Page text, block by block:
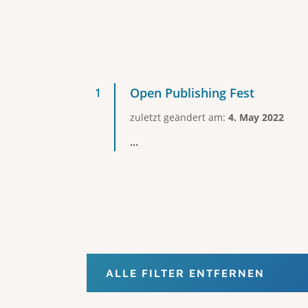
Open Publishing Fest
zuletzt geändert am: 4. May 2022
...
ALLE FILTER ENTFERNEN